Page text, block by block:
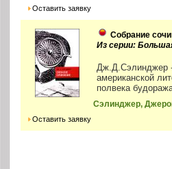
Оставить заявку
Собрание
Из серии:
Дж.Д.Сэлинджер -
американской
полвека
Сэлинджер,
Оставить заявку